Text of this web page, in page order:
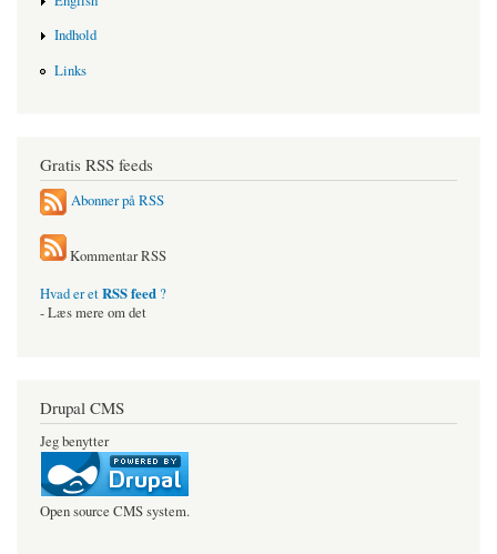
Indhold
Links
Gratis RSS feeds
Abonner på RSS
Kommentar RSS
Hvad er etRSS feed ?
- Læs mere om det
Drupal CMS
Jeg benytter
Open source CMS system.